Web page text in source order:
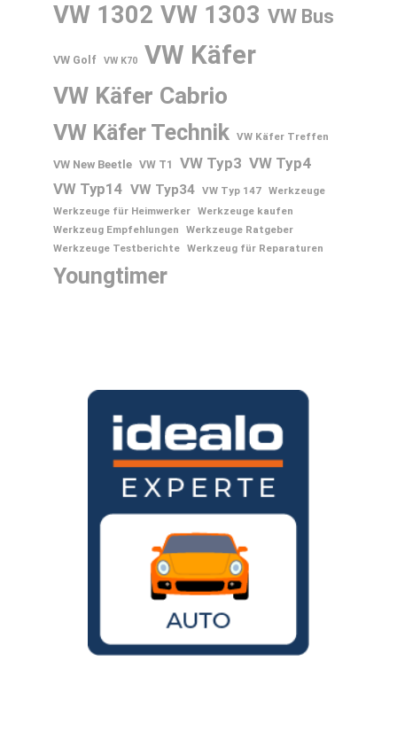
VW 1302 VW 1303 VW Bus
VW Golf VW K70 VW Käfer
VW Käfer Cabrio
VW Käfer Technik VW Käfer Treffen
VW New Beetle VW T1 VW Typ3 VW Typ4
VW Typ14 VW Typ34 VW Typ 147 Werkzeuge
Werkzeuge für Heimwerker Werkzeuge kaufen
Werkzeug Empfehlungen
Werkzeuge Ratgeber
Werkzeuge Testberichte Werkzeug für Reparaturen
Youngtimer